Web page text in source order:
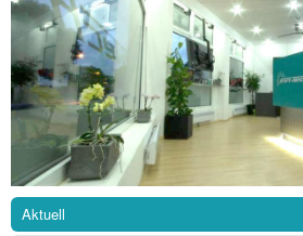
Aktuell